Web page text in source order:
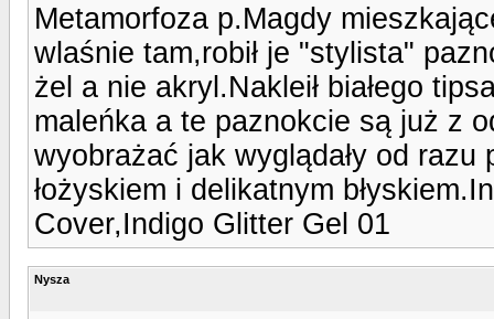
Metamorfoza p.Magdy
wlaśnie tam,robił je "stylista"
żel a nie akryl.Nakleił białego
maleńka a te paznokcie są już z
wyobrażać jak wyglądały od razu
łożyskiem i delikatnym
Cover,Indigo Glitter Gel 01
Nysza